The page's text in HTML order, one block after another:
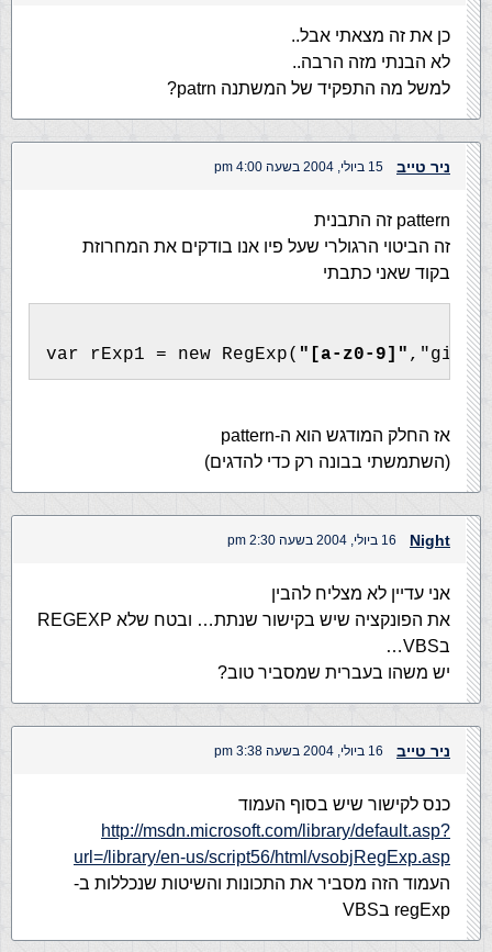
כן את זה מצאתי אבל..
לא הבנתי מזה הרבה..
למשל מה התפקיד של המשתנה patrn?
ניר טייב 15 ביולי, 2004 בשעה 4:00 pm
pattern זה התבנית
זה הביטוי הרגולרי שעל פיו אנו בודקים את המחרוזת
בקוד שאני כתבתי
var rExp1 = new RegExp( "[a-z0-9]" ,"gi")
אז החלק המודגש הוא ה-pattern
(השתמשתי בבונה רק כדי להדגים)
Night 16 ביולי, 2004 בשעה 2:30 pm
אני עדיין לא מצליח להבין
את הפונקציה שיש בקישור שנתת… ובטח שלא REGEXP
בVBS…
יש משהו בעברית שמסביר טוב?
ניר טייב 16 ביולי, 2004 בשעה 3:38 pm
כנס לקישור שיש בסוף העמוד
http://msdn.microsoft.com/library/default.asp?
url=/library/en-us/script56/html/vsobjRegExp.asp
העמוד הזה מסביר את התכונות והשיטות שנכללות ב-
regExp בVBS